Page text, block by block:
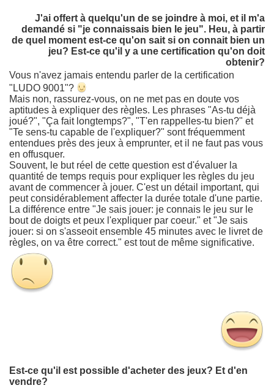
J'ai offert à quelqu'un de se joindre à moi, et il m'a
demandé si "je connaissais bien le jeu". Heu, à partir
de quel moment est-ce qu'on sait si on connait bien un
jeu? Est-ce qu'il y a une certification qu'on doit
obtenir?
Vous n'avez jamais entendu parler de la certification
"LUDO 9001"?
Mais non, rassurez-vous, on ne met pas en doute vos
aptitudes à expliquer des règles. Les phrases "As-tu déjà
joué?", "Ça fait longtemps?", "T'en rappelles-tu bien?" et
"Te sens-tu capable de l'expliquer?" sont fréquemment
entendues près des jeux à emprunter, et il ne faut pas vous
en offusquer.
Souvent, le but réel de cette question est d'évaluer la
quantité de temps requis pour expliquer les règles du jeu
avant de commencer à jouer. C'est un détail important, qui
peut considérablement affecter la durée totale d'une partie.
La différence entre "Je sais jouer: je connais le jeu sur le
bout de doigts et peux l'expliquer par coeur." et "Je sais
jouer: si on s'asseoit ensemble 45 minutes avec le livret de
règles, on va être correct." est tout de même significative.
Est-ce qu'il est possible d'acheter des jeux? Et d'en
vendre?